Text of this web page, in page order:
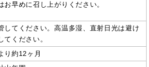
お早めに召し上がりください。
してください。高温多湿、直射日光は避け
てください。
り約12ヶ月